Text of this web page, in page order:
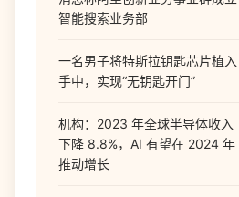
智能搜索业务部
一名男子将特斯拉钥匙芯片植入
手中，实现“无钥匙开门”
机构：2023 年全球半导体收入
下降 8.8%，AI 有望在 2024 年
推动增长